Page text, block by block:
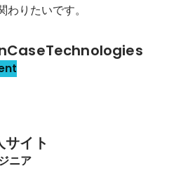
わりたいです。
サイト
ニア